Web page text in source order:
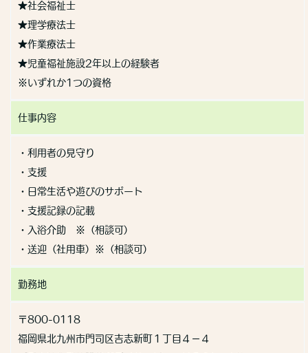
★社会福祉士
★理学療法士
★作業療法士
★児童福祉施設2年以上の経験者
※いずれか1つの資格
仕事内容
・利用者の見守り
・支援
・日常生活や遊びのサポート
・支援記録の記載
・入浴介助 ※（相談可）
・送迎（社用車）※（相談可）
勤務地
〒800-0118
福岡県北九州市門司区吉志新町１丁目４－４